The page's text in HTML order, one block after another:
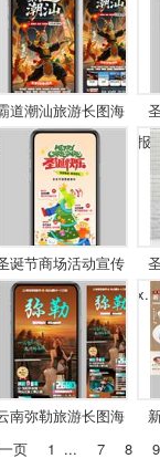
道潮汕旅游长图海
报
诞节商场活动宣传
x...
南弥勒旅游长图海
页
1 ... 7 8 9